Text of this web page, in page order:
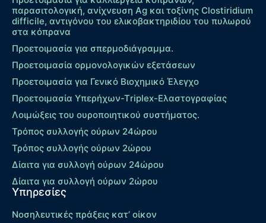
παρασιτολογική, ανίχνευση Ag και τοξίνης Clostiridium
difficile, αντιγόνου του ελικοβακτηριδίου του πυλωρού
στα κόπρανα
Προετοιμασία για σπερμοδιάγραμμα.
Προετοιμασία ορμονολογικών εξετάσεων
Προετοιμασία για Γενικό Βιοχημικό Έλεγχο
Προετοιμασία Υπερήχων-Τriplex-Ελαστογραφίας
Λοιμώξεις του ουροποιητικού συστήματος.
Τρόπος συλλογής ούρων 24ώρου
Τρόπος συλλογής ούρων 2ώρου
Δίαιτα για συλλογή ούρων 24ώρου
Δίαιτα για συλλογή ούρων 2ώρου
Υπηρεσίες
Νοσηλευτικές πράξεις κατ’ οίκον